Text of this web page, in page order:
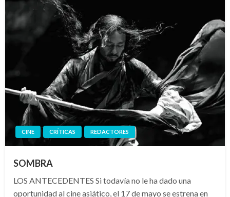
CINE CRÍTICAS REDACTORES
SOMBRA
LOS ANTECEDENTES Si todavía no le ha dado una
oportunidad al cine asiático, el 17 de mayo se estrena en